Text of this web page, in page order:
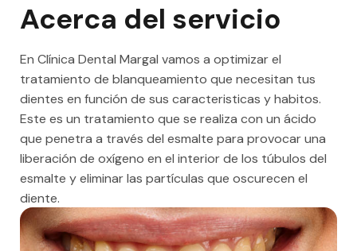
Acerca del servicio
En Clínica Dental Margal vamos a optimizar el
tratamiento de blanqueamiento que necesitan tus
dientes en función de sus caracteristicas y habitos.
Este es un tratamiento que se realiza con un ácido
que penetra a través del esmalte para provocar una
liberación de oxígeno en el interior de los túbulos del
esmalte y eliminar las partículas que oscurecen el
diente.